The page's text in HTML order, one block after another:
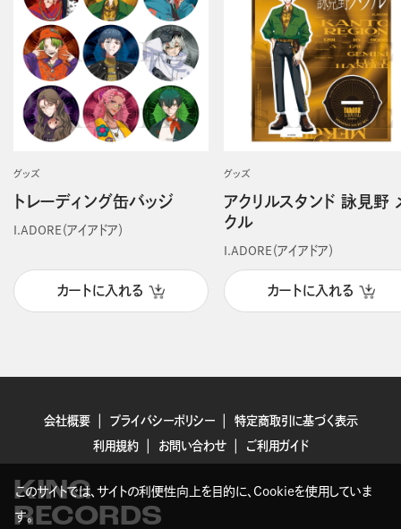
グッズ
トレーディング缶バッジ
I.ADORE（アイアドア）
カートに入れる
グッズ
アクリルスタンド 詠見野
クル
I.ADORE（アイアドア）
カートに入れる
会社概要 プライバシーポリシー
特定商取引に基づく表示
利用規約
お問い合わせ ご利用ガイド
KING
RECORDS
このサイトでは、サイトの利便性向上を目的に、Cookieを使用していま
す。